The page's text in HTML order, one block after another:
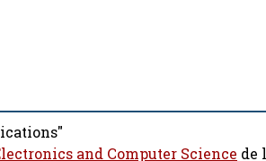
and Computer Science de